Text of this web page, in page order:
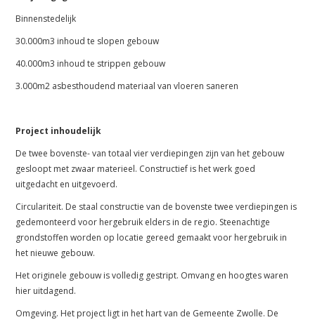
Binnenstedelijk
30.000m3 inhoud te slopen gebouw
40.000m3 inhoud te strippen gebouw
3.000m2 asbesthoudend materiaal van vloeren saneren
Project inhoudelijk
De twee bovenste- van totaal vier verdiepingen zijn van het gebouw
gesloopt met zwaar materieel. Constructief is het werk goed
uitgedacht en uitgevoerd.
Circulariteit. De staal constructie van de bovenste twee verdiepingen is
gedemonteerd voor hergebruik elders in de regio. Steenachtige
grondstoffen worden op locatie gereed gemaakt voor hergebruik in
het nieuwe gebouw.
Het originele gebouw is volledig gestript. Omvang en hoogtes waren
hier uitdagend.
Omgeving. Het project ligt in het hart van de Gemeente Zwolle. De